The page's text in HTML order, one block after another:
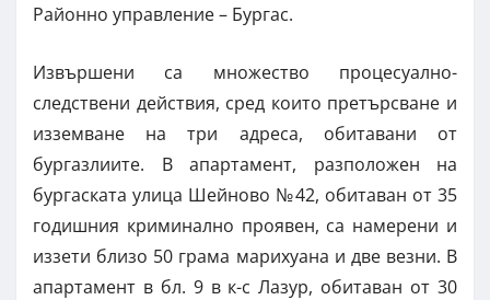
Районно управление – Бургас.
Извършени са множество процесуално-
следствени действия, сред които претърсване и
изземване на три адреса, обитавани от
бургазлиите. В апартамент, разположен на
бургаската улица Шейново №42, обитаван от 35
годишния криминално проявен, са намерени и
иззети близо 50 грама марихуана и две везни. В
апартамент в бл. 9 в к-с Лазур, обитаван от 30